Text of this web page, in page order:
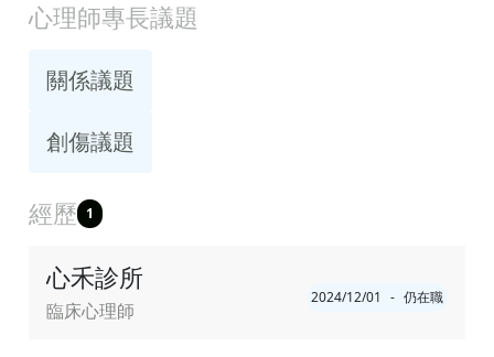
心理師專長議題
關係議題
創傷議題
經歷 1
心禾診所
臨床心理師
2024/12/01 - 仍在職